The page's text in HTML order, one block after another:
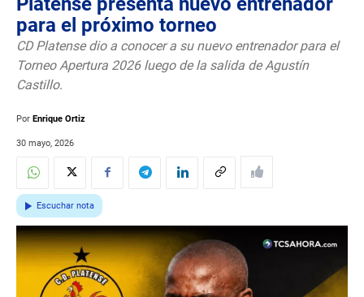
para el próximo torneo
CD Platense dio a conocer a su nuevo entrenador para el
Torneo Apertura 2026 luego de la salida de Agustín
Castillo.
Por Enrique Ortiz
30 mayo, 2026
Escuchar nota